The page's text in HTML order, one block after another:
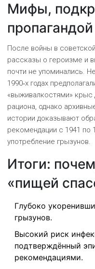
Мифы,
пропагандой
После войны в
рассказы о героизме и
почти не упоминались.
1990‑х годах
«выживалкостями» крыс
рациона, однако
истории доказывают
рекомендации с 1941 по
употребление грызунов.
Итоги:
«пищей
Глубоко
грызунов.
Высокий риск
подтверждённый
рекомендациями.